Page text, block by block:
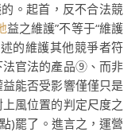
。起首，反不合法競
益之維護”不等于“維護
的維護其他競爭者符
法官法的產品⑨、而非
能否受影響僅僅只是
風位置的判定尺度之
)罷了。進言之，運營